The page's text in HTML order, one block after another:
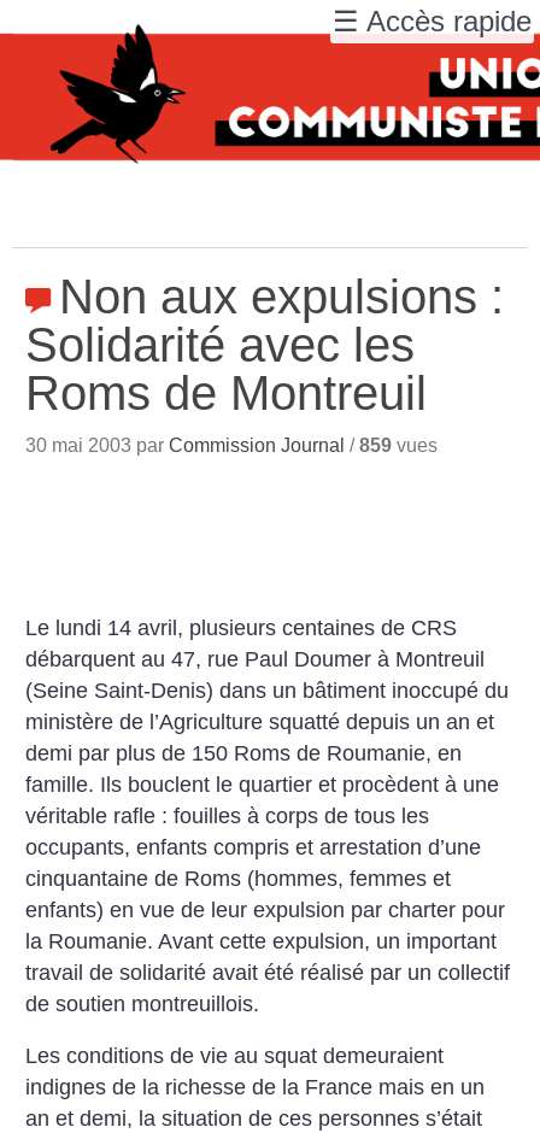
Non aux expulsions :
Solidarité avec les
Roms de Montreuil
30 mai 2003 parCommission Journal /859 vues
Le lundi 14 avril, plusieurs centaines de CRS
débarquent au 47, rue Paul Doumer à Montreuil
(Seine Saint-Denis) dans un bâtiment inoccupé du
ministère de l’Agriculture squatté depuis un an et
demi par plus de 150 Roms de Roumanie, en
famille. Ils bouclent le quartier et procèdent à une
véritable rafle : fouilles à corps de tous les
occupants, enfants compris et arrestation d’une
cinquantaine de Roms (hommes, femmes et
enfants) en vue de leur expulsion par charter pour
la Roumanie. Avant cette expulsion, un important
travail de solidarité avait été réalisé par un collectif
de soutien montreuillois.
Les conditions de vie au squat demeuraient
indignes de la richesse de la France mais en un
an et demi, la situation de ces personnes s’était
☰ Accès rapide